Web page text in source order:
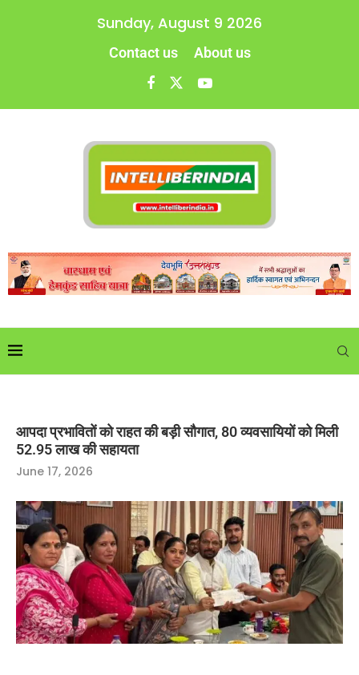
Sunday, August 9 2026
Contact us About us
आपदा प्रभावितों को राहत की बड़ी सौगात, 80 व्यवसायियों को मिली
52.95 लाख की सहायता
June 17, 2026